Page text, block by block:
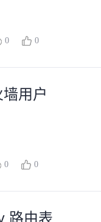
0 0
用户
0 0
路由表